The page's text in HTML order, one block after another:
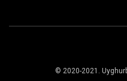
© 2020-2021.